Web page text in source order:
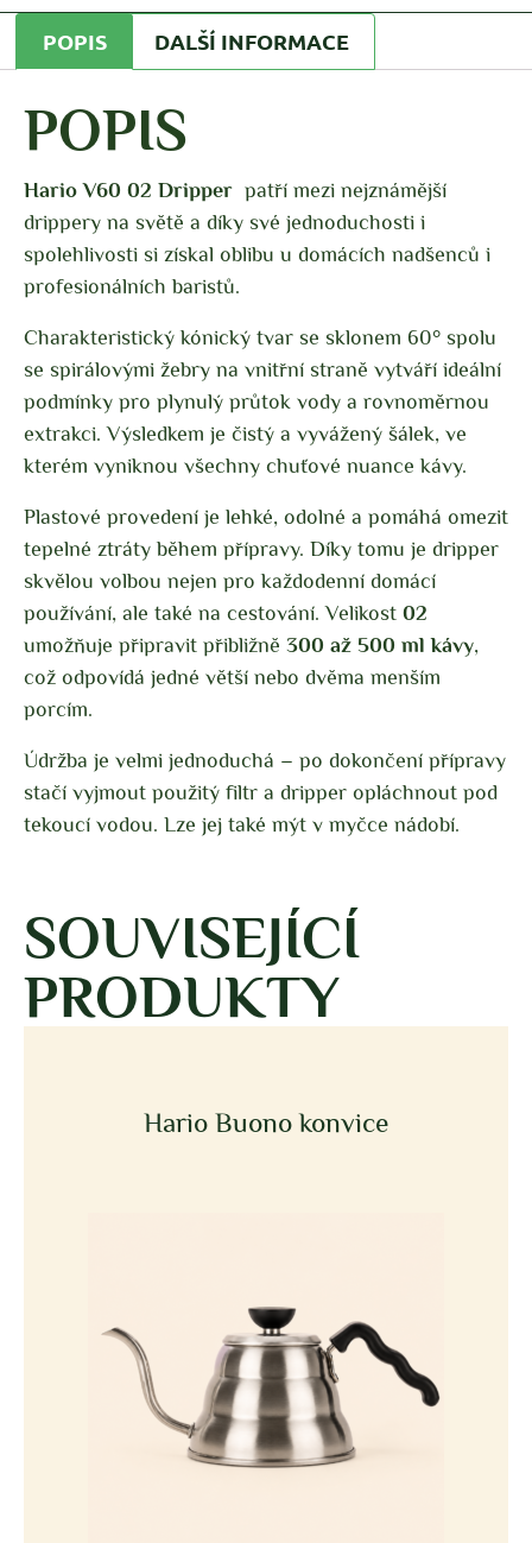
POPIS DALŠÍ INFORMACE
POPIS
Hario V60 02 Dripper patří mezi nejznámější
drippery na světě a díky své jednoduchosti i
spolehlivosti si získal oblibu u domácích nadšenců i
profesionálních baristů.
Charakteristický kónický tvar se sklonem 60° spolu
se spirálovými žebry na vnitřní straně vytváří ideální
podmínky pro plynulý průtok vody a rovnoměrnou
extrakci. Výsledkem je čistý a vyvážený šálek, ve
kterém vyniknou všechny chuťové nuance kávy.
Plastové provedení je lehké, odolné a pomáhá omezit
tepelné ztráty během přípravy. Díky tomu je dripper
skvělou volbou nejen pro každodenní domácí
používání, ale také na cestování. Velikost 02
umožňuje připravit přibližně 300 až 500 ml kávy,
což odpovídá jedné větší nebo dvěma menším
porcím.
Údržba je velmi jednoduchá – po dokončení přípravy
stačí vyjmout použitý filtr a dripper opláchnout pod
tekoucí vodou. Lze jej také mýt v myčce nádobí.
SOUVISEJÍCÍ
PRODUKTY
Hario Buono konvice